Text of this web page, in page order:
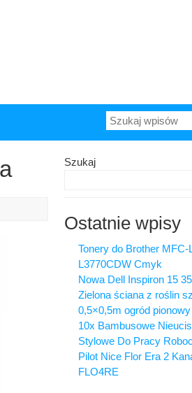
Szukaj:
Szukaj
Ostatnie wpisy
Tonery do Brother
L3770CDW Cmyk
Nowa Dell Inspiron 15
Zielona ściana z roślin
0,5×0,5m ogród
10x Bambusowe
Stylowe Do Pracy
Pilot Nice Flor Era 2
FLO4RE